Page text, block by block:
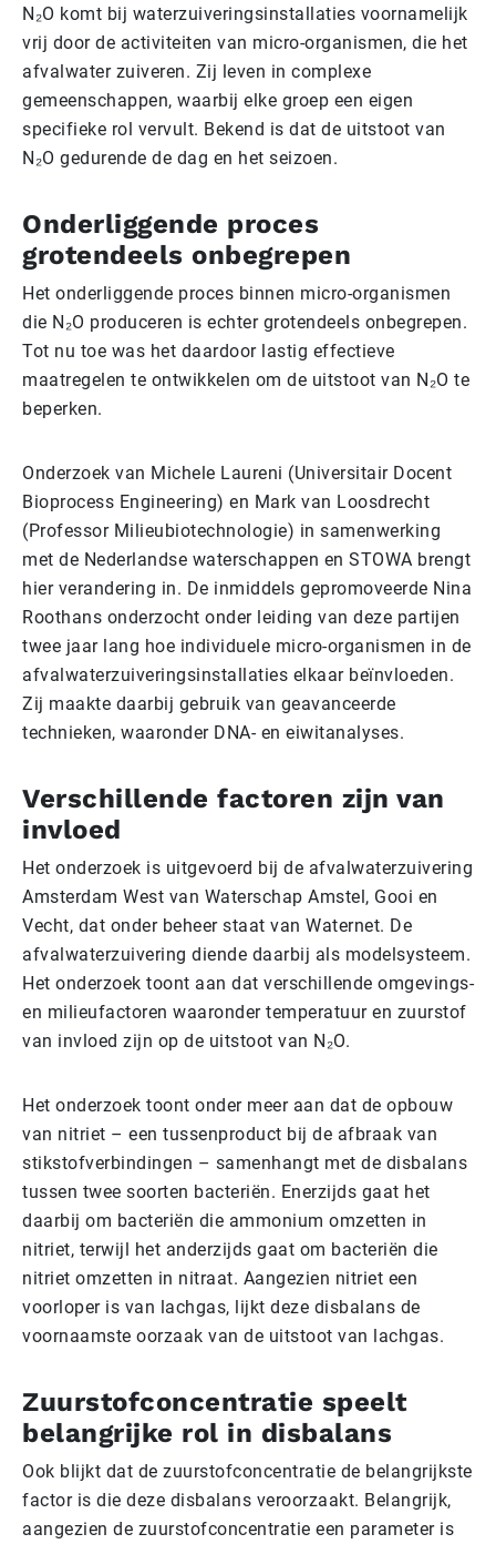
N₂O komt bij waterzuiveringsinstallaties voornamelijk
vrij door de activiteiten van micro-organismen, die het
afvalwater zuiveren. Zij leven in complexe
gemeenschappen, waarbij elke groep een eigen
specifieke rol vervult. Bekend is dat de uitstoot van
N₂O gedurende de dag en het seizoen.
Onderliggende proces
grotendeels onbegrepen
Het onderliggende proces binnen micro-organismen
die N₂O produceren is echter grotendeels onbegrepen.
Tot nu toe was het daardoor lastig effectieve
maatregelen te ontwikkelen om de uitstoot van N₂O te
beperken.
Onderzoek van Michele Laureni (Universitair Docent
Bioprocess Engineering) en Mark van Loosdrecht
(Professor Milieubiotechnologie) in samenwerking
met de Nederlandse waterschappen en STOWA brengt
hier verandering in. De inmiddels gepromoveerde Nina
Roothans onderzocht onder leiding van deze partijen
twee jaar lang hoe individuele micro-organismen in de
afvalwaterzuiveringsinstallaties elkaar beïnvloeden.
Zij maakte daarbij gebruik van geavanceerde
technieken, waaronder DNA- en eiwitanalyses.
Verschillende factoren zijn van
invloed
Het onderzoek is uitgevoerd bij de afvalwaterzuivering
Amsterdam West van Waterschap Amstel, Gooi en
Vecht, dat onder beheer staat van Waternet. De
afvalwaterzuivering diende daarbij als modelsysteem.
Het onderzoek toont aan dat verschillende omgevings-
en milieufactoren waaronder temperatuur en zuurstof
van invloed zijn op de uitstoot van N₂O.
Het onderzoek toont onder meer aan dat de opbouw
van nitriet – een tussenproduct bij de afbraak van
stikstofverbindingen – samenhangt met de disbalans
tussen twee soorten bacteriën. Enerzijds gaat het
daarbij om bacteriën die ammonium omzetten in
nitriet, terwijl het anderzijds gaat om bacteriën die
nitriet omzetten in nitraat. Aangezien nitriet een
voorloper is van lachgas, lijkt deze disbalans de
voornaamste oorzaak van de uitstoot van lachgas.
Zuurstofconcentratie speelt
belangrijke rol in disbalans
Ook blijkt dat de zuurstofconcentratie de belangrijkste
factor is die deze disbalans veroorzaakt. Belangrijk,
aangezien de zuurstofconcentratie een parameter is